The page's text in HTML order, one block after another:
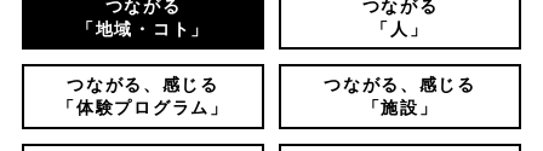
つながる
「地域・コト」
つながる
「人」
つながる、感じる
「体験プログラム」
つながる、感じる
「施設」